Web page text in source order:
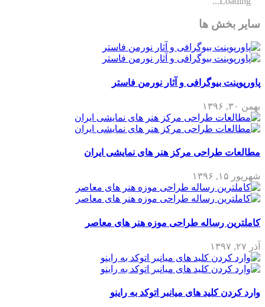
سایر بخش ها
پاورپوینت بیوگرافی و آثار نورمن فاستر
بهمن ۳۰, ۱۳۹۶
مطالعات طراحی مرکز هنر های نمایشی ایران
شهریور ۱۵, ۱۳۹۶
کاملترین رساله طراحی موزه هنر های معاصر
آذر ۲۷, ۱۳۹۷
وارد کردن کلید های میانبر اتوکد به راینو